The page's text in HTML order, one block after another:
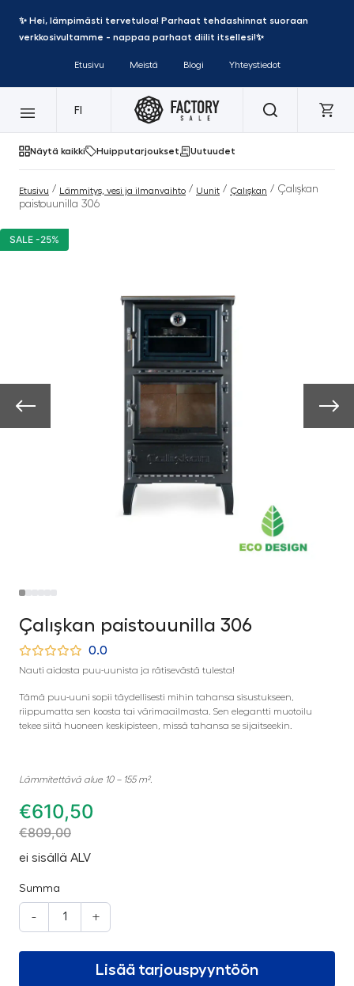
✨ Hei, lämpimästi tervetuloa! Parhaat tehdashinnat suoraan
verkkosivultamme - nappaa parhaat diilit itsellesi!✨
Etusivu Meistä Blogi Yhteystiedot
FI
Näytä kaikki Huipputarjoukset Uutuudet
Etusivu / Lämmitys, vesi ja ilmanvaihto / Uunit / Çalışkan / Çalışkan
paistouunilla 306
SALE -25%
Çalışkan paistouunilla 306
0.0
Nauti aidosta puu-uunista ja rätisevästä tulesta!
Tämä puu-uuni sopii täydellisesti mihin tahansa sisustukseen,
riippumatta sen koosta tai värimaailmasta. Sen elegantti muotoilu
tekee siitä huoneen keskipisteen, missä tahansa se sijaitseekin.
Lämmitettävä alue 10 – 155 m².
€610,50
€809,00
ei sisällä ALV
Summa
- +
Lisää tarjouspyyntöön